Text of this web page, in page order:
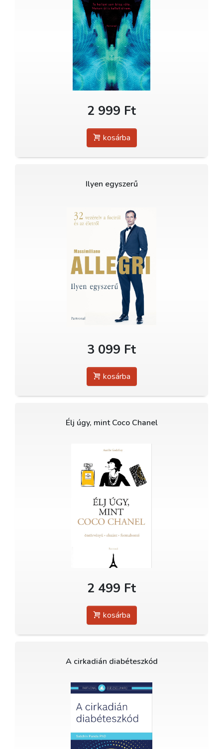
2 999 Ft
kosárba
Ilyen egyszerű
3 099 Ft
kosárba
Élj úgy, mint Coco Chanel
2 499 Ft
kosárba
A cirkadián diabéteszkód